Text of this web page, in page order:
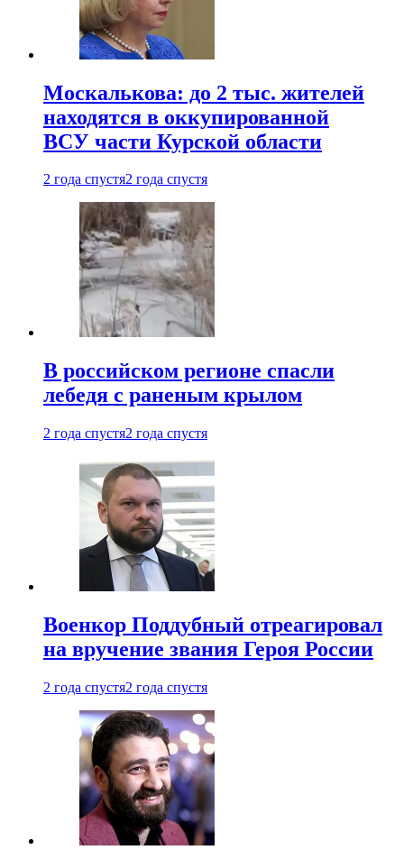
Москалькова: до 2 тыс. жителей
находятся в оккупированной
ВСУ части Курской области
2 года спустя2 года спустя
В российском регионе спасли
лебедя с раненым крылом
2 года спустя2 года спустя
Военкор Поддубный отреагировал
на вручение звания Героя России
2 года спустя2 года спустя